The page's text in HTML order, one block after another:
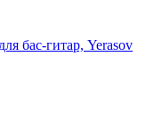
бас-гитар, Yerasov